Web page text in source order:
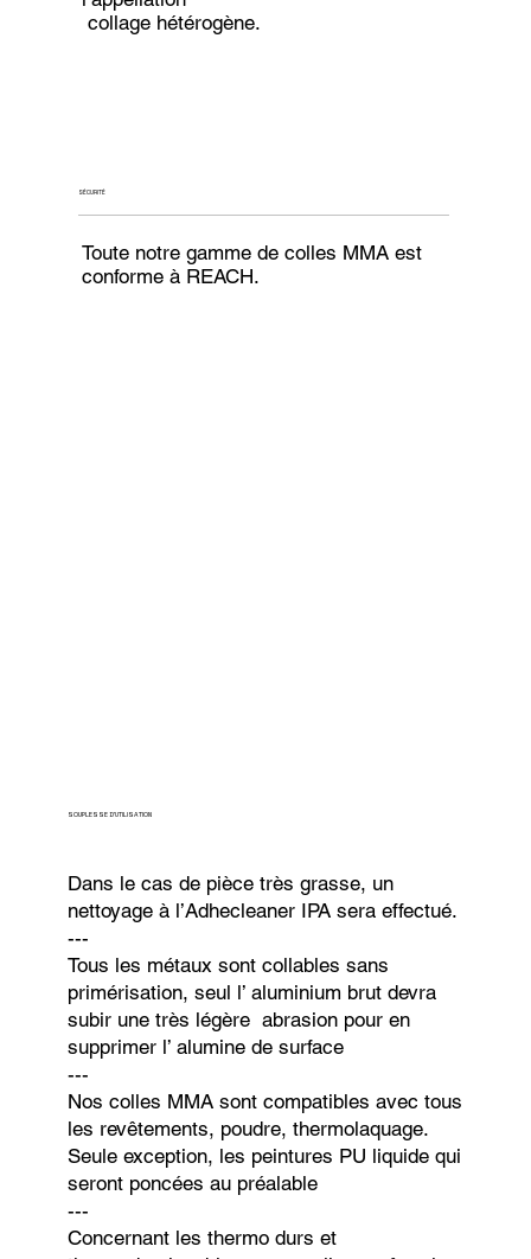
collage hétérogène.
Toute notre gamme de colles MMA est
conforme à REACH.
SÉCURITÉ
Dans le cas de pièce très grasse, un
nettoyage à l’Adhecleaner IPA sera effectué.
---
Tous les métaux sont collables sans
primérisation, seul l’ aluminium brut devra
subir une très légère abrasion pour en
supprimer l’ alumine de surface
---
Nos colles MMA sont compatibles avec tous
les revêtements, poudre, thermolaquage.
Seule exception, les peintures PU liquide qui
seront poncées au préalable
---
Concernant les thermo durs et
SOUPLESSE D'UTILISATION